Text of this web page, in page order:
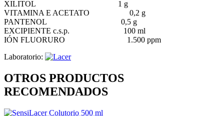
XILITOL 1 g
VITAMINA E ACETATO 0,2 g
PANTENOL 0,5 g
EXCIPIENTE c.s.p. 100 ml
IÓN FLUORURO 1.500 ppm
Laboratorio:
OTROS PRODUCTOS
RECOMENDADOS